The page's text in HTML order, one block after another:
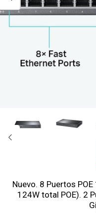
Nuevo. 8 Puertos
124W total POE). 2